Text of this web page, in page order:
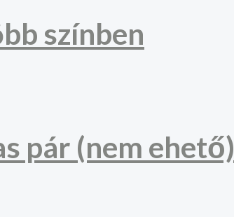
színben
pár (nem ehető)